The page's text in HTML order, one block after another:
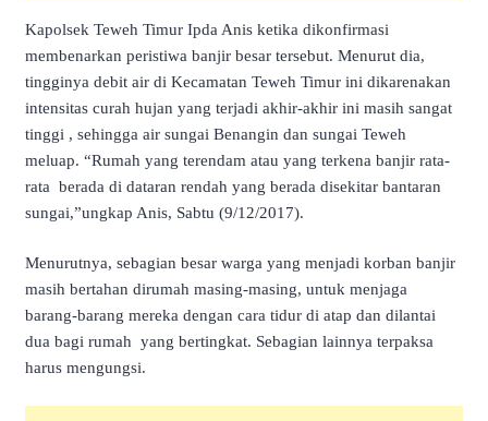
Kapolsek Teweh Timur Ipda Anis ketika dikonfirmasi
membenarkan peristiwa banjir besar tersebut. Menurut dia,
tingginya debit air di Kecamatan Teweh Timur ini dikarenakan
intensitas curah hujan yang terjadi akhir-akhir ini masih sangat
tinggi , sehingga air sungai Benangin dan sungai Teweh
meluap. “Rumah yang terendam atau yang terkena banjir rata-
rata berada di dataran rendah yang berada disekitar bantaran
sungai,”ungkap Anis, Sabtu (9/12/2017).
Menurutnya, sebagian besar warga yang menjadi korban banjir
masih bertahan dirumah masing-masing, untuk menjaga
barang-barang mereka dengan cara tidur di atap dan dilantai
dua bagi rumah yang bertingkat. Sebagian lainnya terpaksa
harus mengungsi.